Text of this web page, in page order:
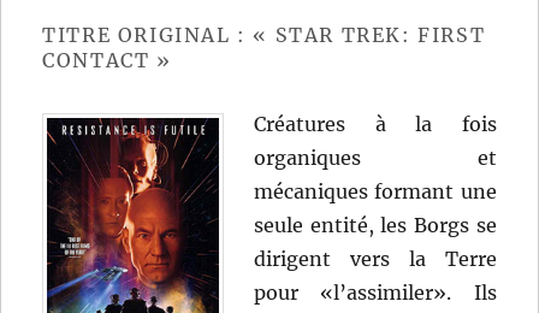
TITRE ORIGINAL : « STAR TREK: FIRST
CONTACT »
Créatures à la fois
organiques et
mécaniques formant une
seule entité, les Borgs se
dirigent vers la Terre
pour «l’assimiler». Ils